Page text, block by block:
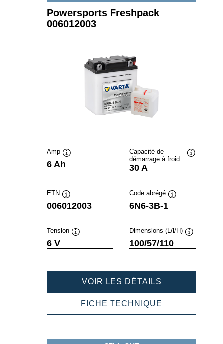
Powersports Freshpack
006012003
Amp
6 Ah
Capacité de
démarrage à froid
30 A
ETN
Infobulle
006012003
Code abrégé
6N6-3B-1
Tension
6 V
Dimensions (L/l/H)
100/57/110
VOIR LES DÉTAILS
006012003
FICHE TECHNIQUE